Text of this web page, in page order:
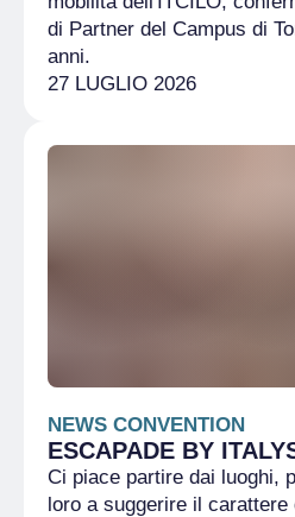
di Partner del Campus di
anni.
27 LUGLIO 2026
NEWS CONVENTION
ESCAPADE BY
Ci piace partire dai luoghi,
loro a suggerire il carattere